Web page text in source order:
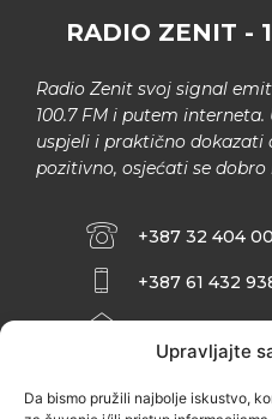
Upravljajte
Da bismo pružili najbolje iskustvo,
RADIO ZENIT -
Radio Zenit svoj signal
100.7 FM i putem
uspjeli i praktično
pozitivno, osjećati se
+387 32 404
+387 61 432
ZENIČANKA,